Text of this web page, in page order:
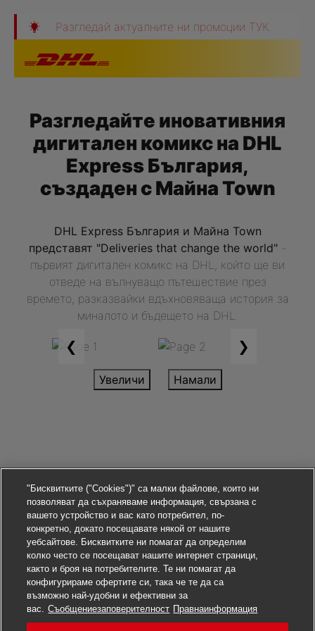
Пропуснете навигацията
Разгледай актуалните ни промоции ТУК.
Разгледайте иновативния
дигитален комикс на DHL
Express България,
създаден с Майна Town
DHL Express България и Майна Town
представят "Deliveries that change the world"
първият дигитален комикс на DHL, който ще ви
отведе на вълнуващо пътешествие през
времето, разказвайки вдъхновяваща история за
миналото и бъдещето на DHL.
❮ ❯
Увеличи Намали
Условия за доставка
Информация за поверителност
Настройки за съгласие
© 2022–2026DHL Express . Всички права
запазени.
"Бисквитките ("Cookies")" са малки файлове, които ни
позволяват да съхраняваме информация, свързана с
вашето устройство и вас като потребител, по-
конкретно, докато посещавате някой от нашите
уебсайтове. Бисквитките ни помагат да определим
колко често се посещават нашите интернет страници,
както и броя на потребителите. Те ни помагат да
конфигурираме офертите си, така че те да са
възможно най-удобни и ефективни за
вас. Съобщениезаповерителност Правнаинформация